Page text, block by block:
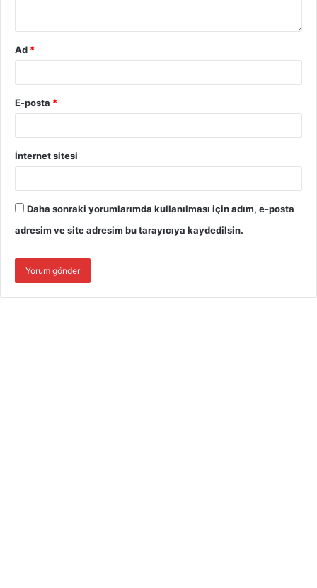
Ad *
E-posta *
İnternet sitesi
Daha sonraki yorumlarımda kullanılması için adım, e-posta
adresim ve site adresim bu tarayıcıya kaydedilsin.